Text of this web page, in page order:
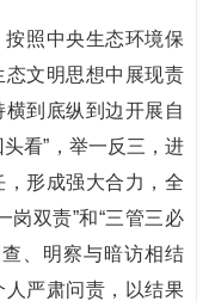
照中央生态环境保
文明思想中展现责
到底纵到边开展自
看”，举一反三，进
形成强大合力，全
岗双责”和“三管三必
、明察与暗访相结
严肃问责，以结果